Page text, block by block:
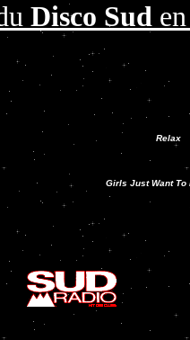
Disco Sud
Relax
Girls Just Want To